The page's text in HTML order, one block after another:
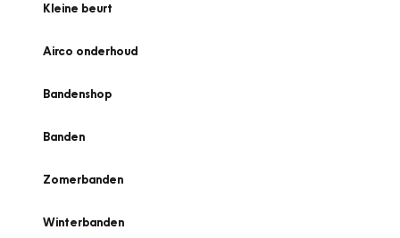
Kleine beurt
Airco onderhoud
Bandenshop
Banden
Zomerbanden
Winterbanden